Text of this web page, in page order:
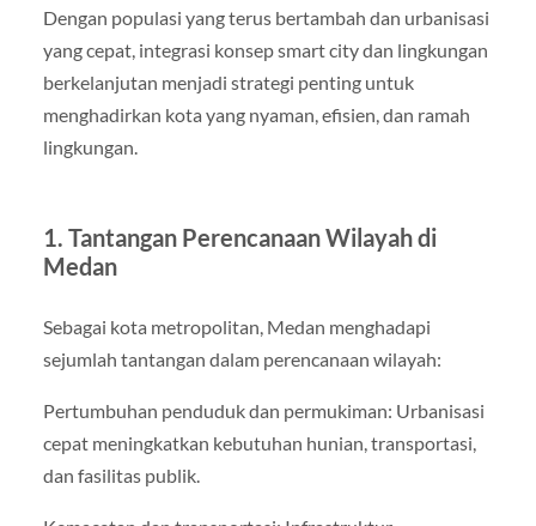
Dengan populasi yang terus bertambah dan urbanisasi
yang cepat, integrasi konsep smart city dan lingkungan
berkelanjutan menjadi strategi penting untuk
menghadirkan kota yang nyaman, efisien, dan ramah
lingkungan.
1. Tantangan Perencanaan Wilayah di
Medan
Sebagai kota metropolitan, Medan menghadapi
sejumlah tantangan dalam perencanaan wilayah:
Pertumbuhan penduduk dan permukiman: Urbanisasi
cepat meningkatkan kebutuhan hunian, transportasi,
dan fasilitas publik.